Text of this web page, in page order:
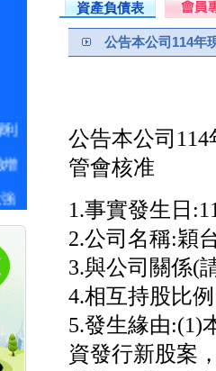
利
技
力
資產負債表
公告本公司114年
公告本公司
管會核准
1.事實發生日
2.公司名稱:穎
3.與公司關係(
4.相互持股比
5.發生緣由:(1)
資發行新股案